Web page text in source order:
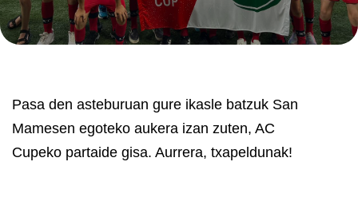
Pasa den asteburuan gure ikasle batzuk San
Mamesen egoteko aukera izan zuten, AC
Cupeko partaide gisa. Aurrera, txapeldunak!